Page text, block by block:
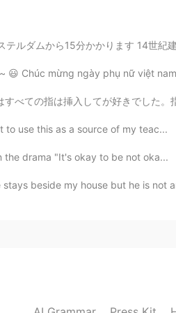
ㅠㅠㅠㅠㅠ 존귀 ㅠㅠㅠㅠㅠ
テクチャがたくさんあります！ その後、ザントフォールトビーチに
😃 Chúc mừng ngày phụ nữ việt
て、時々私は指輪想像するのようでした。そしてあの時、大きくなった
use this as a source of my teac...
the drama "It's okay to be not oka...
beside my house but he is not